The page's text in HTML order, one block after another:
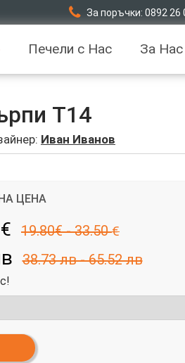
За поръчки: 0892 26
Печели с Нас За Нас
T14
Иван Иванов
ЦЕНА
€ 19.80€ - 33.50 €
38.73 лв - 65.52 лв